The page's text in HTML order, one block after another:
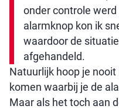
onder controle
alarmknop kon ik
waardoor de
afgehandeld.
Natuurlijk hoop je
komen waarbij je de
Maar als het toch aan